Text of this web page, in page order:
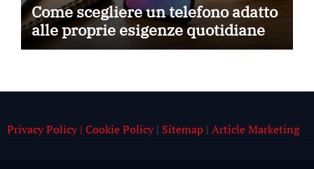
Come scegliere un telefono adatto
alle proprie esigenze quotidiane
Privacy Policy | Cookie Policy| Sitemap| Article Marketing